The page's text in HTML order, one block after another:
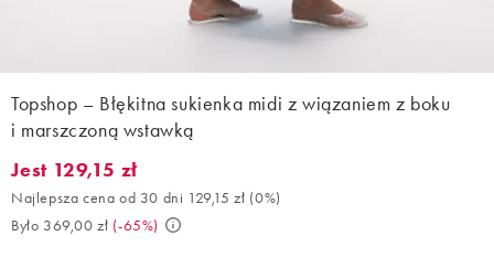
Topshop – Błękitna sukienka midi z wiązaniem z boku
i marszczoną wstawką
Jest 129,15 zł. Najlepsza cena od 30 dni 129,15 zł (0%). Było
Jest 129,15 zł
Najlepsza cena od 30 dni 129,15 zł (0%)
Było 369,00 zł (-65%)